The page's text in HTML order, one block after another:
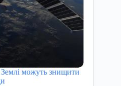
Землі можуть знищити